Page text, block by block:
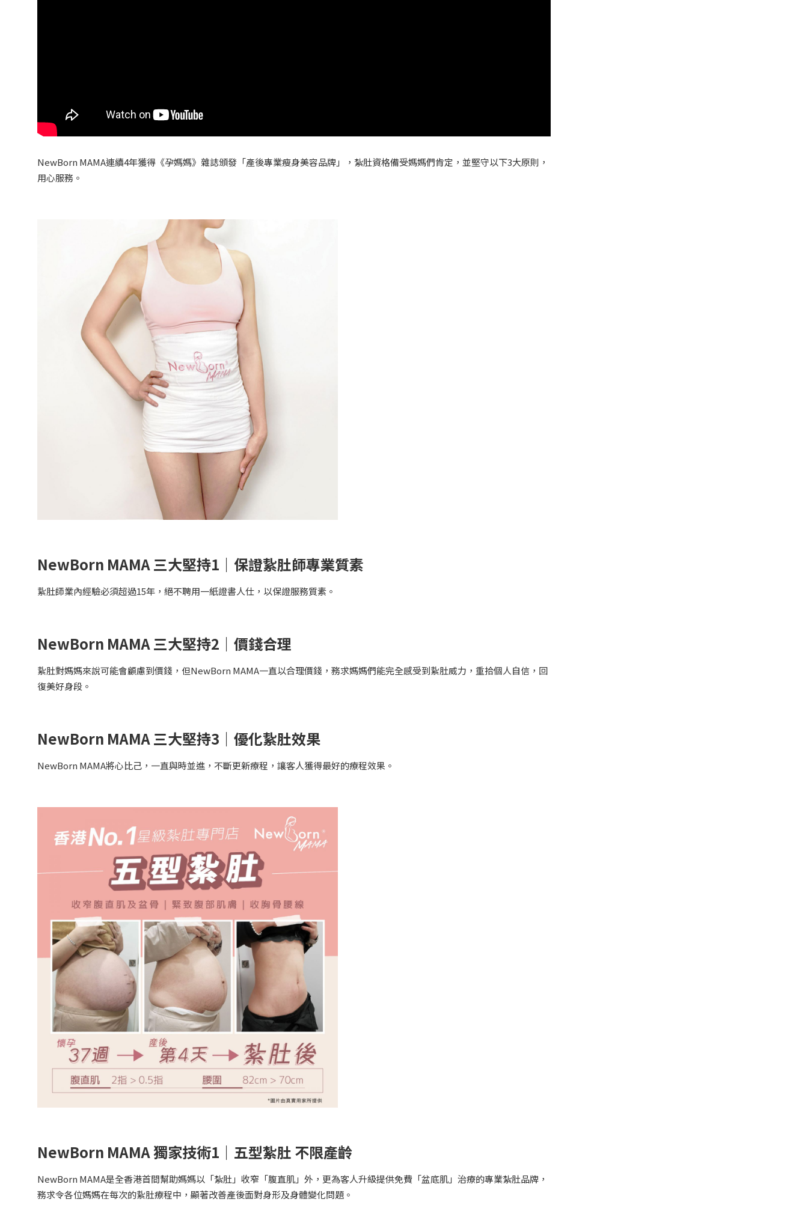
NewBorn MAMA連續4年獲得《孕媽媽》雜誌頒發「產後專業瘦身美容品牌」，紮肚資格備受媽媽們肯定，並堅守以下3大原則，
用心服務。
NewBorn MAMA 三大堅持1｜保證紥肚師專業質素
紥肚師業內經驗必須超過15年，絕不聘用一紙證書人仕，以保證服務質素。
NewBorn MAMA 三大堅持2｜價錢合理
紥肚對媽媽來說可能會顧慮到價錢，但NewBorn MAMA一直以合理價錢，務求媽媽們能完全感受到紥肚威力，重拾個人自信，回
復美好身段。
NewBorn MAMA 三大堅持3｜優化紥肚效果
NewBorn MAMA將心比己，一直與時並進，不斷更新療程，讓客人獲得最好的療程效果。
NewBorn MAMA 獨家技術1｜五型紮肚 不限產齡
NewBorn MAMA是全香港首間幫助媽媽以「紮肚」收窄「腹直肌」外，更為客人升級提供免費「盆底肌」治療的專業紮肚品牌，
務求令各位媽媽在每次的紥肚療程中，顯著改善產後面對身形及身體變化問題。